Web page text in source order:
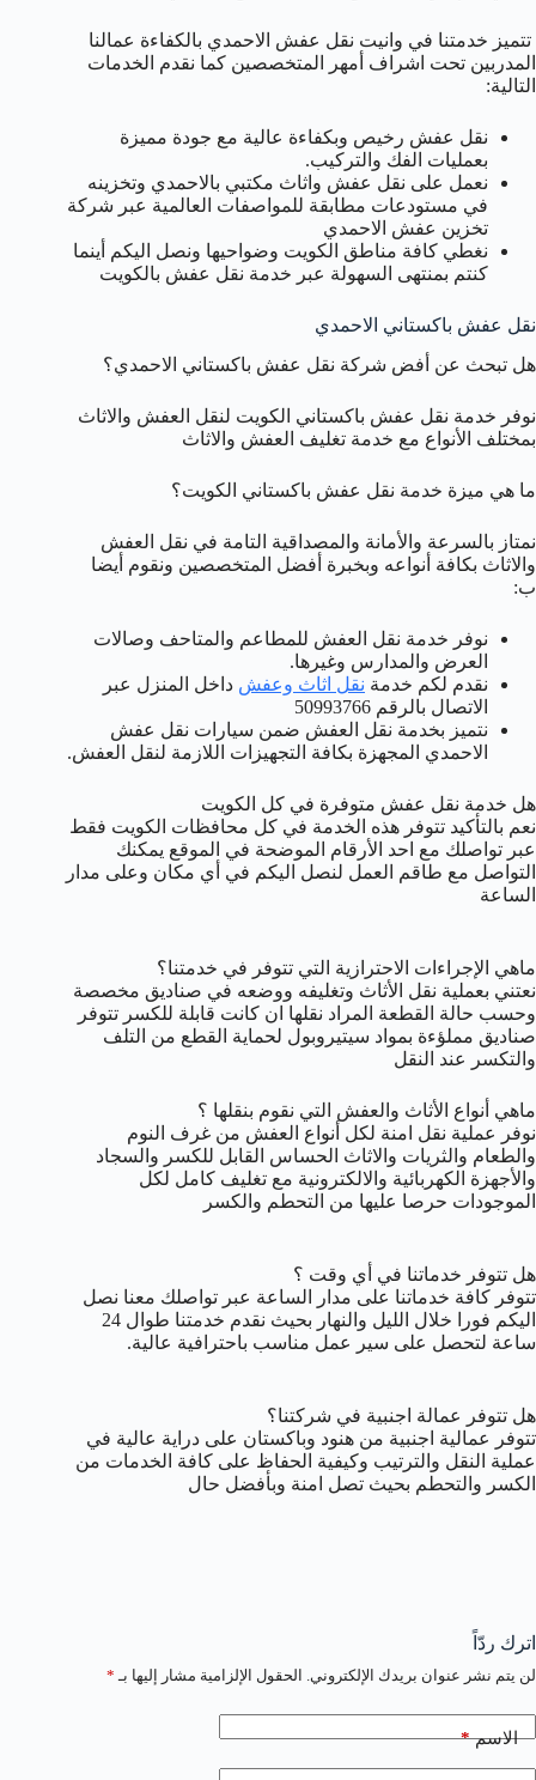
تتميز خدمتنا في وانيت نقل عفش الاحمدي بالكفاءة عمالنا
المدربين تحت اشراف أمهر المتخصصين كما نقدم الخدمات
التالية:
نقل عفش رخيص وبكفاءة عالية مع جودة مميزة
بعمليات الفك والتركيب.
نعمل على نقل عفش واثاث مكتبي بالاحمدي وتخزينه
في مستودعات مطابقة للمواصفات العالمية عبر شركة
تخزين عفش الاحمدي
نغطي كافة مناطق الكويت وضواحيها ونصل اليكم أينما
كنتم بمنتهى السهولة عبر خدمة نقل عفش بالكويت
نقل عفش باكستاني الاحمدي
هل تبحث عن أفض شركة نقل عفش باكستاني الاحمدي؟
نوفر خدمة نقل عفش باكستاني الكويت لنقل العفش والاثاث
بمختلف الأنواع مع خدمة تغليف العفش والاثاث
ما هي ميزة خدمة نقل عفش باكستاني الكويت؟
نمتاز بالسرعة والأمانة والمصداقية التامة في نقل العفش
والاثاث بكافة أنواعه وبخبرة أفضل المتخصصين ونقوم أيضا
ب:
نوفر خدمة نقل العفش للمطاعم والمتاحف وصالات
العرض والمدارس وغيرها.
نقدم لكم خدمة نقل اثاث وعفش داخل المنزل عبر
الاتصال بالرقم 50993766
نتميز بخدمة نقل العفش ضمن سيارات نقل عفش
الاحمدي المجهزة بكافة التجهيزات اللازمة لنقل العفش.
هل خدمة نقل عفش متوفرة في كل الكويت
نعم بالتأكيد تتوفر هذه الخدمة في كل محافظات الكويت فقط
عبر تواصلك مع احد الأرقام الموضحة في الموقع يمكنك
التواصل مع طاقم العمل لنصل اليكم في أي مكان وعلى مدار
الساعة
ماهي الإجراءات الاحترازية التي تتوفر في خدمتنا؟
نعتني بعملية نقل الأثاث وتغليفه ووضعه في صناديق مخصصة
وحسب حالة القطعة المراد نقلها ان كانت قابلة للكسر تتوفر
صناديق مملؤءة بمواد سيتيروبول لحماية القطع من التلف
والتكسر عند النقل
ماهي أنواع الأثاث والعفش التي نقوم بنقلها ؟
نوفر عملية نقل امنة لكل أنواع العفش من غرف النوم
والطعام والثريات والاثاث الحساس القابل للكسر والسجاد
والأجهزة الكهربائية والالكترونية مع تغليف كامل لكل
الموجودات حرصا عليها من التحطم والكسر
هل تتوفر خدماتنا في أي وقت ؟
تتوفر كافة خدماتنا على مدار الساعة عبر تواصلك معنا نصل
اليكم فورا خلال الليل والنهار بحيث نقدم خدمتنا طوال 24
ساعة لتحصل على سير عمل مناسب باحترافية عالية.
هل تتوفر عمالة اجنبية في شركتنا؟
تتوفر عمالية اجنبية من هنود وباكستان على دراية عالية في
عملية النقل والترتيب وكيفية الحفاظ على كافة الخدمات من
الكسر والتحطم بحيث تصل امنة وبأفضل حال
اترك ردّاً
لن يتم نشر عنوان بريدك الإلكتروني. الحقول الإلزامية مشار إليها بـ *
الاسم*